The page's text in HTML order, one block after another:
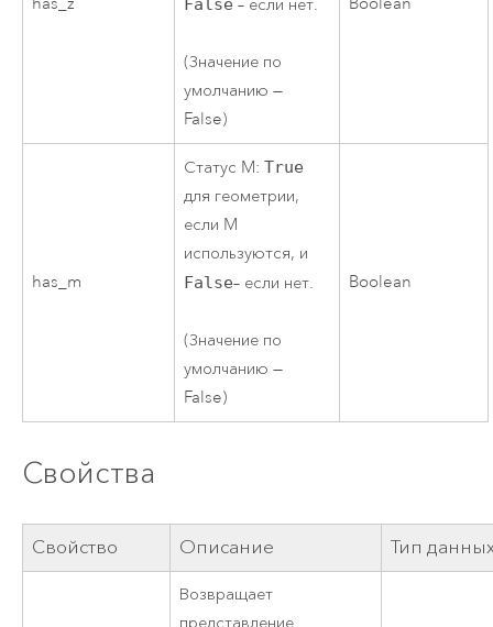
False – если нет.
(Значение по
умолчанию —
False)
has_m
Статус M:True
для геометрии,
если M
используются, и
False– если нет.
(Значение по
умолчанию —
False)
Boolean
Свойства
Свойство Описание Тип
Возвращает
представление